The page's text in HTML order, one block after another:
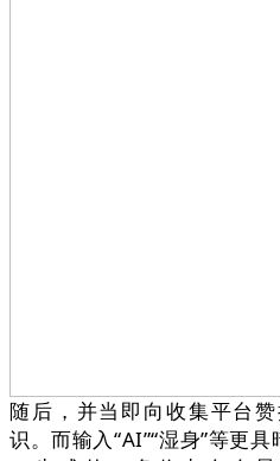
随后，并当即向收集平台
识。而输入“AI”“湿身”等更